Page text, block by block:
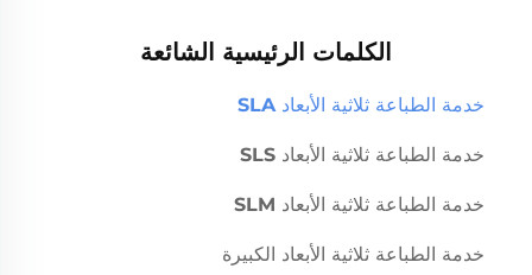
الكلمات الرئيسية الشائعة
خدمة الطباعة ثلاثية الأبعاد SLA
خدمة الطباعة ثلاثية الأبعاد SLS
خدمة الطباعة ثلاثية الأبعاد SLM
خدمة الطباعة ثلاثية الأبعاد الكبيرة